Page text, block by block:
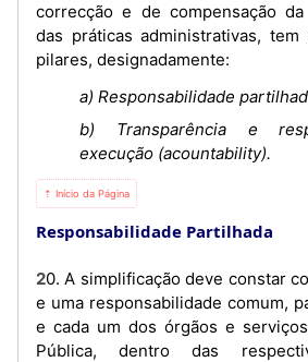
correcção e de compensação
das práticas administrativas,
pilares, designadamente:
a) Responsabilidade
b) Transparência e
execução (acountability).
⇡ Início da Página
Responsabilidade Partilhada
20. A simplificação deve constar como uma obrigação
e uma responsabilidade comum,
e cada um dos órgãos e
Pública, dentro das